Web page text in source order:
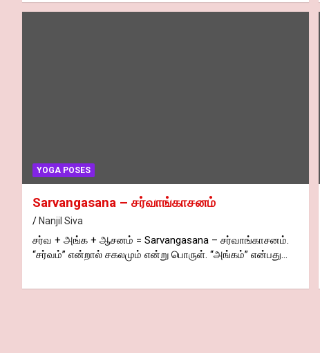
YOGA POSES
Sarvangasana – சர்வாங்காசனம்
Nanjil Siva
சர்வ + அங்க + ஆசனம் = Sarvangasana – சர்வாங்காசனம்.
“சர்வம்” என்றால் சகலமும் என்று பொருள். “அங்கம்” என்பது…